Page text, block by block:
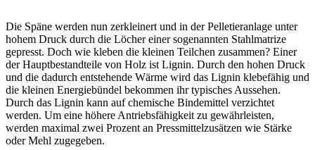
Die Späne werden nun zerkleinert und in der Pelletieranlage unter
hohem Druck durch die Löcher einer sogenannten Stahlmatrize
gepresst. Doch wie kleben die kleinen Teilchen zusammen? Einer
der Hauptbestandteile von Holz ist Lignin. Durch den hohen Druck
und die dadurch entstehende Wärme wird das Lignin klebefähig und
die kleinen Energiebündel bekommen ihr typisches Aussehen.
Durch das Lignin kann auf chemische Bindemittel verzichtet
werden. Um eine höhere Antriebsfähigkeit zu gewährleisten,
werden maximal zwei Prozent an Pressmittelzusätzen wie Stärke
oder Mehl zugegeben.